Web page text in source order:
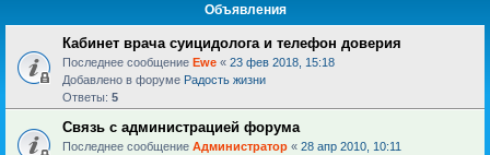
Объявления
Кабинет врача суицидолога и телефон доверия
Последнее сообщение Ewe « 23 фев 2018, 15:18
Добавлено в форуме Радость жизни
Ответы: 5
Связь с администрацией форума
Последнее сообщение Администратор « 28 апр 2010, 10:11